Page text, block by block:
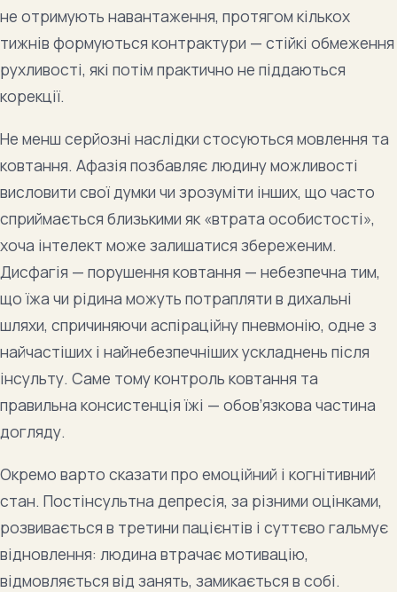
не отримують навантаження, протягом кількох
тижнів формуються контрактури — стійкі обмеження
рухливості, які потім практично не піддаються
корекції.
Не менш серйозні наслідки стосуються мовлення та
ковтання. Афазія позбавляє людину можливості
висловити свої думки чи зрозуміти інших, що часто
сприймається близькими як «втрата особистості»,
хоча інтелект може залишатися збереженим.
Дисфагія — порушення ковтання — небезпечна тим,
що їжа чи рідина можуть потрапляти в дихальні
шляхи, спричиняючи аспіраційну пневмонію, одне з
найчастіших і найнебезпечніших ускладнень після
інсульту. Саме тому контроль ковтання та
правильна консистенція їжі — обов’язкова частина
догляду.
Окремо варто сказати про емоційний і когнітивний
стан. Постінсультна депресія, за різними оцінками,
розвивається в третини пацієнтів і суттєво гальмує
відновлення: людина втрачає мотивацію,
відмовляється від занять, замикається в собі.